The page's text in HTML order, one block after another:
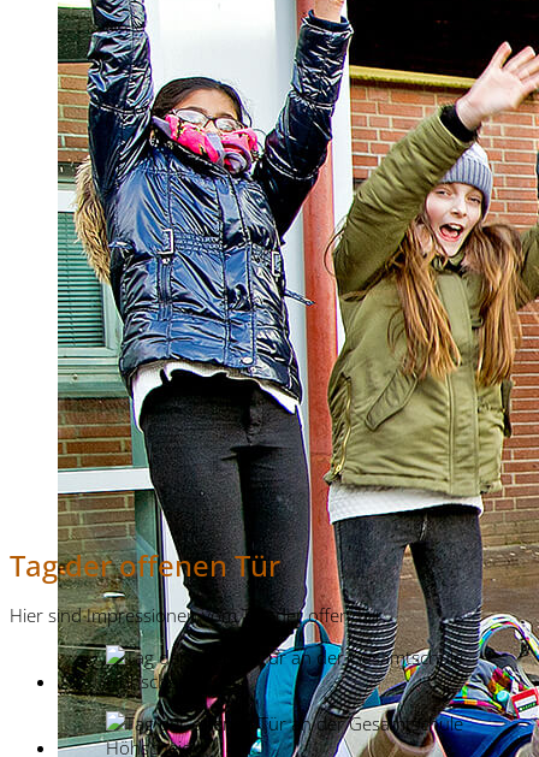
Tag der offenen Tür
Hier sind Impressionen vom Tag der offen Tür.